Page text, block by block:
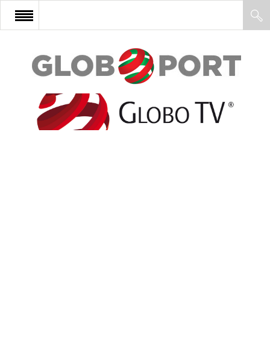
FŐOLDAL
AFRIKA